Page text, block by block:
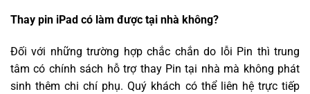
Thay pin iPad có làm được tại nhà không?
Đối với những trường hợp chắc chắn do lỗi Pin thì trung
tâm có chính sách hỗ trợ thay Pin tại nhà mà không phát
sinh thêm chi chí phụ. Quý khách có thể liên hệ trực tiếp